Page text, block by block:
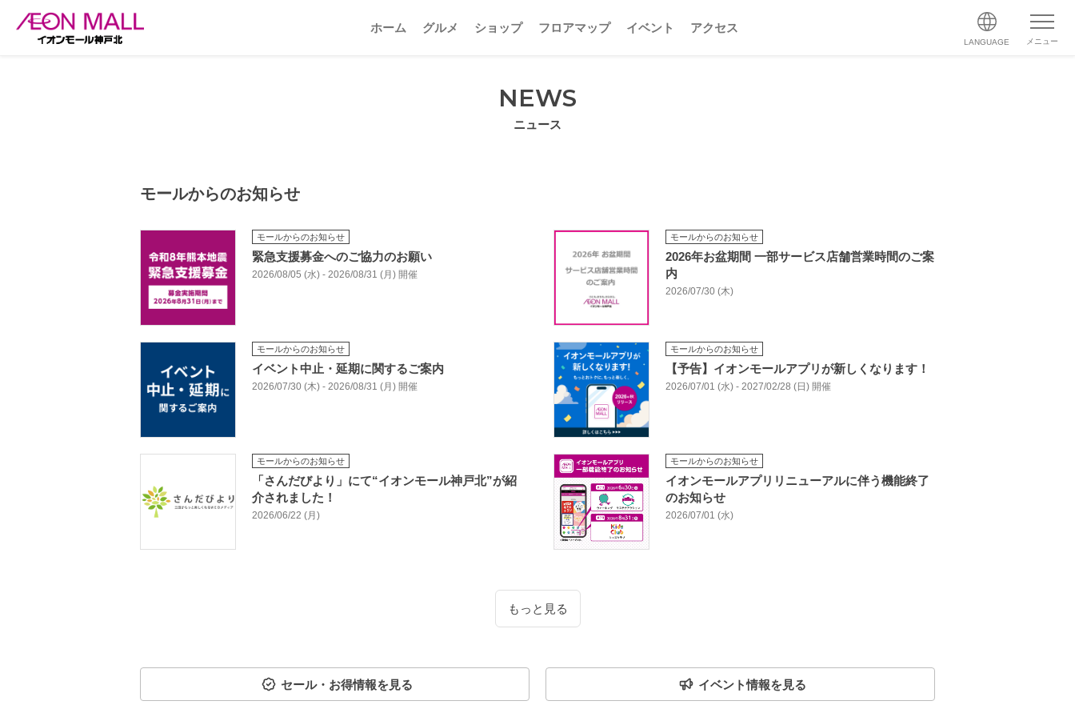
ホーム グルメ ショップ フロアマップ イベント アクセス
LANGUAGE メニュー
NEWS
ニュース
モールからのお知らせ
モールからのお知らせ
緊急支援募金へのご協力のお願い
2026/08/05 (水) - 2026/08/31 (月) 開催
モールからのお知らせ
2026年お盆期間 一部サービス店舗営業時間のご案
内
2026/07/30 (木)
モールからのお知らせ
イベント中止・延期に関するご案内
2026/07/30 (木) - 2026/08/31 (月) 開催
モールからのお知らせ
【予告】イオンモールアプリが新しくなります！
2026/07/01 (水) - 2027/02/28 (日) 開催
モールからのお知らせ
「さんだびより」にて“イオンモール神戸北”が紹
介されました！
2026/06/22 (月)
モールからのお知らせ
イオンモールアプリリニューアルに伴う機能終了
のお知らせ
2026/07/01 (水)
もっと見る
セール・お得情報を見る イベント情報を見る